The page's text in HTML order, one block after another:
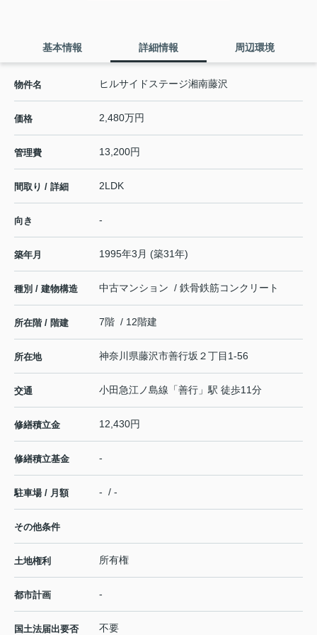
基本情報 詳細情報 周辺環境
物件名 ヒルサイドステージ湘南藤沢
価格 2,480万円
管理費 13,200円
間取り / 詳細 2LDK
向き -
築年月 1995年3月 (築31年)
種別 / 建物構造 中古マンション / 鉄骨鉄筋コンクリート
所在階 / 階建 7階 / 12階建
所在地 神奈川県藤沢市善行坂 ２丁目1-56
交通 小田急江ノ島線 「善行 」駅 徒歩11分
修繕積立金 12,430円
修繕積立基金 -
駐車場 / 月額 - / -
その他条件
土地権利 所有権
都市計画 -
国土法届出要否 不要